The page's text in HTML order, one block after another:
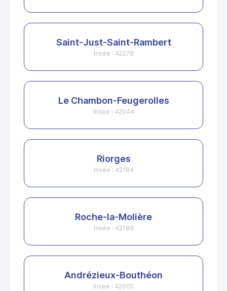
Saint-Just-Saint-Rambert
Insee : 42279
Le Chambon-Feugerolles
Insee : 42044
Riorges
Insee : 42184
Roche-la-Molière
Insee : 42189
Andrézieux-Bouthéon
Insee : 42005